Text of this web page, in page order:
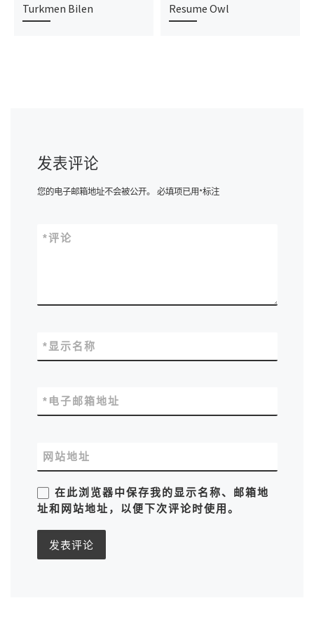
Turkmen Bilen Resume Owl
发表评论
您的电子邮箱地址不会被公开。 必填项已用*标注
评论
*
显示名称
*
电子邮箱地址
*
网站地址
在此浏览器中保存我的显示名称、邮箱地
址和网站地址，以便下次评论时使用。